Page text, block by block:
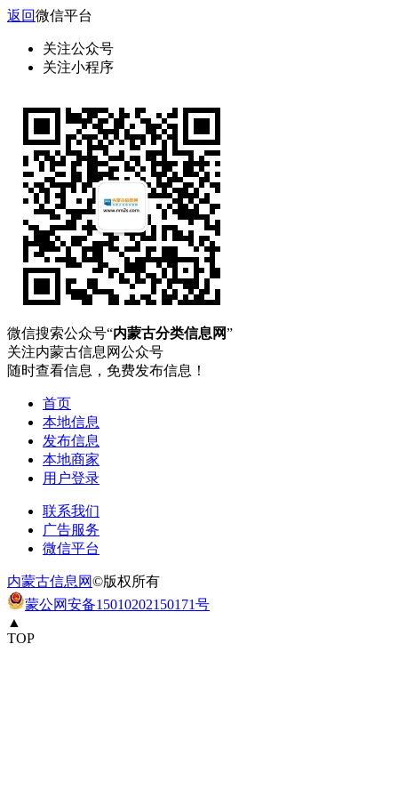
返回微信平台
关注公众号
关注小程序
微信搜索公众号“内蒙古分类信息网”
关注内蒙古信息网公众号
随时查看信息，免费发布信息！
首页
本地信息
发布信息
本地商家
用户登录
联系我们
广告服务
微信平台
内蒙古信息网©版权所有
蒙公网安备15010202150171号
▲
TOP